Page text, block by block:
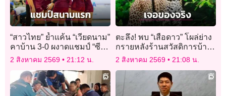
“สาวไทย” ย้ำแค้น “เวียดนาม”
คาบ้าน 3-0 ผงาดแชมป์ “ซีวี
ลีก 2026” สนามแรก
2 สิงหาคม 2569 21:12 น.
ตะลึง! พบ “เสือดาว” โผล่ย่าง
กรายหลังร้านสวัสดิการบ้าน
กร่างแคมป์ แก่งกระจาน
2 สิงหาคม 2569 21:08 น.